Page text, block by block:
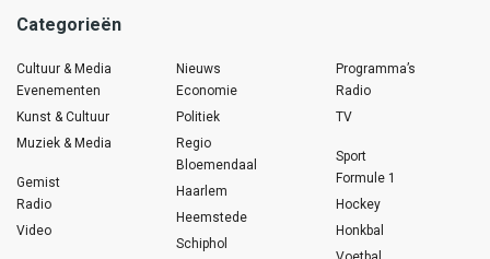
Categorieën
Cultuur & Media
Evenementen
Kunst & Cultuur
Muziek & Media
Gemist
Radio
Video
Nieuws
Economie
Politiek
Regio
Bloemendaal
Haarlem
Heemstede
Schiphol
Programma’s
Radio
TV
Sport
Formule 1
Hockey
Honkbal